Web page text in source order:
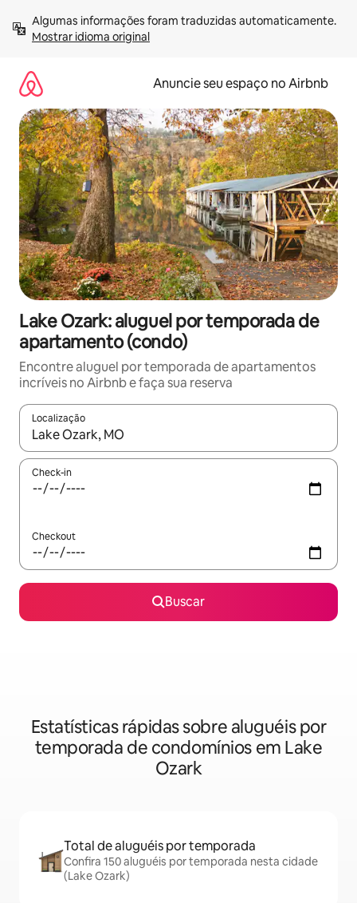
para
Mostrar idioma original
Anuncie seu espaço no Airbnb
Lake Ozark: aluguel por temporada de
apartamento (condo)
Encontre aluguel por temporada de apartamentos
incríveis no Airbnb e faça sua reserva
Localização
Quando os resultados estiverem disponíveis, explore-os
Check-in
Checkout
Buscar
Estatísticas rápidas sobre aluguéis por
temporada de condomínios em Lake
Ozark
Total de aluguéis por temporada
Confira 150 aluguéis por temporada nesta cidade
(Lake Ozark)